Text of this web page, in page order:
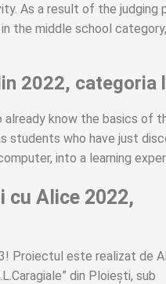
As a result of the judging
the middle school
2022, categoria
know the basics of
students who have just
into a learning
cu Alice 2022,
Proiectul este realizat de
din Ploiești, sub